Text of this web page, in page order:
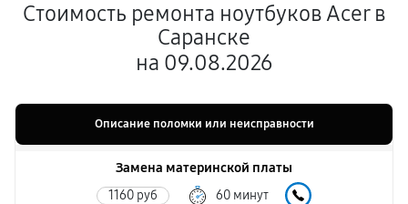
Стоимость ремонта ноутбуков Acer в
Саранске
на 09.08.2026
Описание поломки или неисправности
Замена материнской платы
1160 руб 60 минут